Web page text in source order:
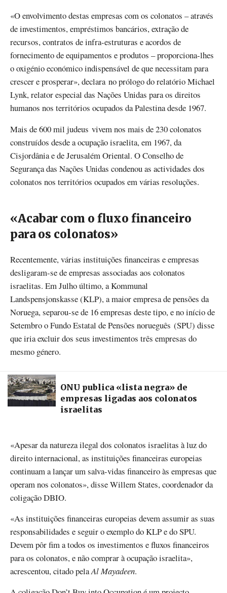
«O envolvimento destas empresas com os colonatos – através
de investimentos, empréstimos bancários, extração de
recursos, contratos de infra-estruturas e acordos de
fornecimento de equipamentos e produtos – proporciona-lhes
o oxigénio económico indispensável de que necessitam para
crescer e prosperar», declara no prólogo do relatório Michael
Lynk, relator especial das Nações Unidas para os direitos
humanos nos territórios ocupados da Palestina desde 1967.
Mais de 600 mil judeus vivem nos mais de 230 colonatos
construídos desde a ocupação israelita, em 1967, da
Cisjordânia e de Jerusalém Oriental. O Conselho de
Segurança das Nações Unidas condenou as actividades dos
colonatos nos territórios ocupados em várias resoluções.
«Acabar com o fluxo financeiro
para os colonatos»
Recentemente, várias instituições financeiras e empresas
desligaram-se de empresas associadas aos colonatos
israelitas. Em Julho último, a Kommunal
Landspensjonskasse (KLP), a maior empresa de pensões da
Noruega, separou-se de 16 empresas deste tipo, e no início de
Setembro o Fundo Estatal de Pensões norueguês (SPU) disse
que iria excluir dos seus investimentos três empresas do
mesmo género.
ONU publica «lista negra» de
empresas ligadas aos colonatos
israelitas
«Apesar da natureza ilegal dos colonatos israelitas à luz do
direito internacional, as instituições financeiras europeias
continuam a lançar um salva-vidas financeiro às empresas que
operam nos colonatos», disse Willem States, coordenador da
coligação DBIO.
«As instituições financeiras europeias devem assumir as suas
responsabilidades e seguir o exemplo do KLP e do SPU.
Devem pôr fim a todos os investimentos e fluxos financeiros
para os colonatos, e não comprar à ocupação israelita»,
acrescentou, citado pelaAl Mayadeen.